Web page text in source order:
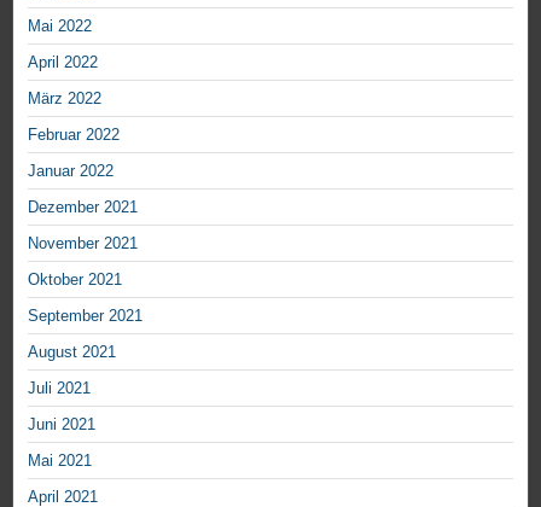
Mai 2022
April 2022
März 2022
Februar 2022
Januar 2022
Dezember 2021
November 2021
Oktober 2021
September 2021
August 2021
Juli 2021
Juni 2021
Mai 2021
April 2021